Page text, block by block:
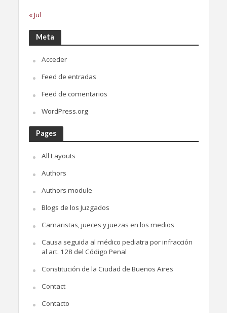
« Jul
Meta
Acceder
Feed de entradas
Feed de comentarios
WordPress.org
Pages
All Layouts
Authors
Authors module
Blogs de los Juzgados
Camaristas, jueces y juezas en los medios
Causa seguida al médico pediatra por infracción
al art. 128 del Código Penal
Constitución de la Ciudad de Buenos Aires
Contact
Contacto